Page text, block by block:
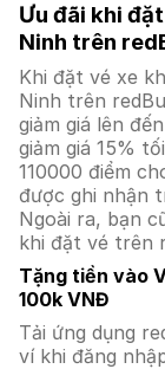
Ưu đãi khi
Ninh trên
Khi đặt vé xe
Ninh trên
giảm giá lên
giảm giá 15%
110000 điểm
được ghi nhận
Ngoài ra, bạn
khi đặt vé trên
Tặng tiền vào
100k VNĐ
Tải ứng dụng
ví khi đăng